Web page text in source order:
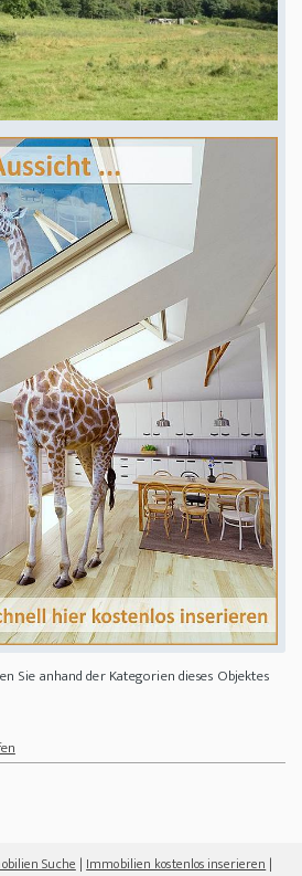
Sie anhand der Kategorien dieses Objektes
Suche | Immobilien kostenlos inserieren |